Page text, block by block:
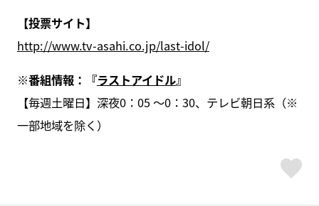
【投票サイト】
http://www.tv-asahi.co.jp/last-idol/
※番組情報：『ラストアイドル』
【毎週土曜日】深夜0：05 ～0：30、テレビ朝日系（※
一部地域を除く）